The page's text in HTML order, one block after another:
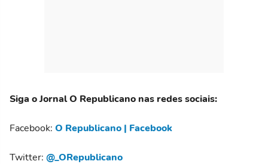
Siga o Jornal O Republicano nas redes sociais:
Facebook: O Republicano | Facebook
Twitter: @_ORepublicano